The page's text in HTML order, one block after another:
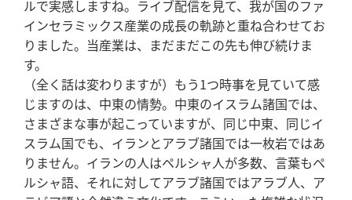
ルで実感しますね。ライブ配信を見て、我が国のファ
インセラミックス産業の成長の軌跡と重ね合わせてお
りました。当産業は、まだまだこの先も伸び続けま
す。
（全く話は変わりますが）もう1つ時事を見ていて感
じますのは、中東の情勢。中東のイスラム諸国では、
さまざまな事が起こっていますが、同じ中東、同じイ
スラム国でも、イランとアラブ諸国では一枚岩ではあ
りません。イランの人はペルシャ人が多数、言葉もペ
ルシャ語、それに対してアラブ諸国ではアラブ人、ア